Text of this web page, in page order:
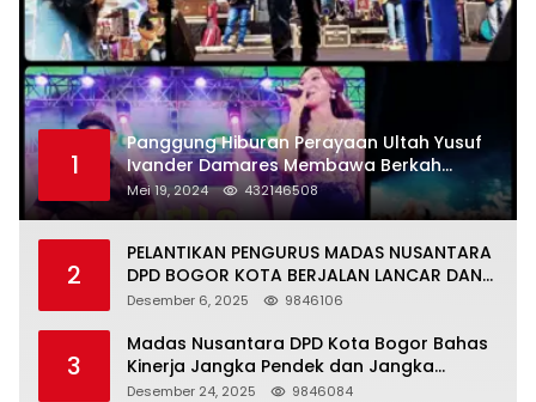
1
Panggung Hiburan Perayaan Ultah Yusuf
Ivander Damares Membawa Berkah
Warga Kejapanan
Mei 19, 2024 432146508
2
PELANTIKAN PENGURUS MADAS NUSANTARA
DPD BOGOR KOTA BERJALAN LANCAR DAN
KHIDMAT
Desember 6, 2025 9846106
3
Madas Nusantara DPD Kota Bogor Bahas
Kinerja Jangka Pendek dan Jangka
Panjang
Desember 24, 2025 9846084